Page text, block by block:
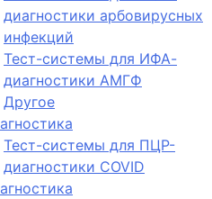
диагностики арбовирусных
инфекций
Тест-системы для ИФА-
диагностики АМГФ
Другое
Тест-системы для ПЦР-
диагностики COVID